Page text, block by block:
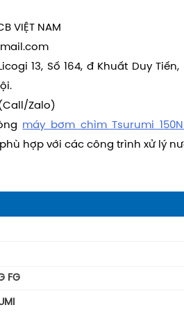
VIỆT NAM
13, Số 164, đ Khuất Duy
(Call/Zalo)
máy bơm chìm Tsurumi
hợp với các công trình xử lý
FG